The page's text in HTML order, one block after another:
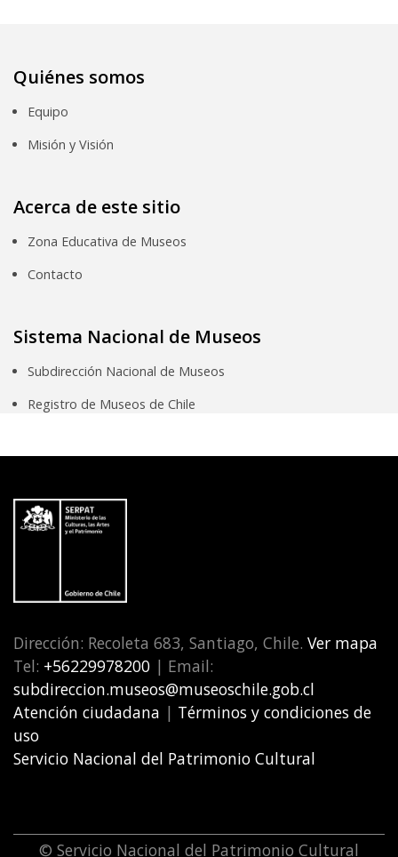
Quiénes somos
Equipo
Misión y Visión
Acerca de este sitio
Zona Educativa de Museos
Contacto
Sistema Nacional de Museos
Subdirección Nacional de Museos
Registro de Museos de Chile
Dirección: Recoleta 683, Santiago, Chile. Ver mapa
Tel: +56229978200 | Email:
subdireccion.museos@museoschile.gob.cl
Atención ciudadana | Términos y condiciones de
uso
Servicio Nacional del Patrimonio Cultural
© Servicio Nacional del Patrimonio Cultural